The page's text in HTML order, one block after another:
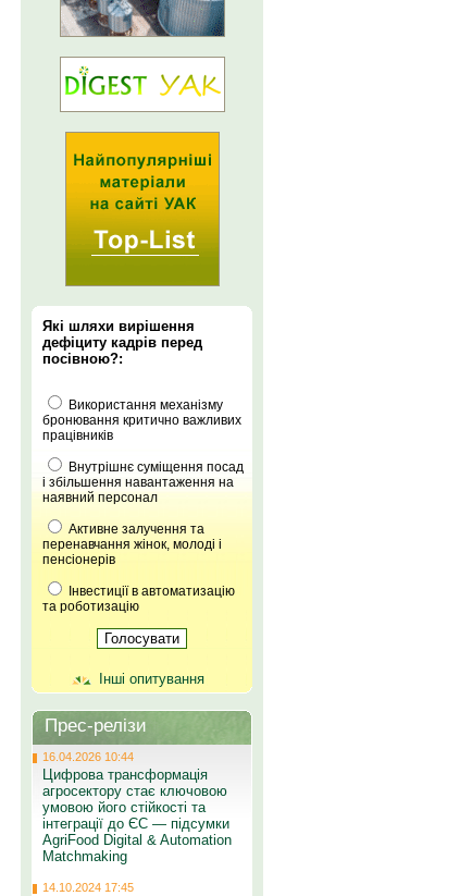
Які шляхи вирішення
дефіциту кадрів перед
посівною?:
Використання механізму
бронювання критично важливих
працівників
Внутрішнє суміщення посад
і збільшення навантаження на
наявний персонал
Активне залучення та
перенавчання жінок, молоді і
пенсіонерів
Інвестиції в автоматизацію
та роботизацію
Інші опитування
Прес-релізи
16.04.2026 10:44
Цифрова трансформація
агросектору стає ключовою
умовою його стійкості та
інтеграції до ЄС — підсумки
AgriFood Digital & Automation
Matchmaking
14.10.2024 17:45